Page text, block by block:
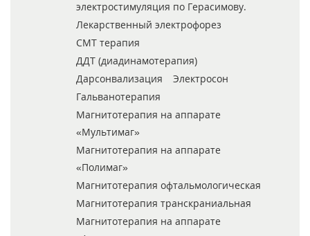
электростимуляция по Герасимову.
Лекарственный электрофорез
СМТ терапия
ДДТ (диадинамотерапия)
Дарсонвализация
Электросон
Гальванотерапия
Магнитотерапия на аппарате
«Мультимаг»
Магнитотерапия на аппарате
«Полимаг»
Магнитотерапия офтальмологическая
Магнитотерапия транскраниальная
Магнитотерапия на аппарате